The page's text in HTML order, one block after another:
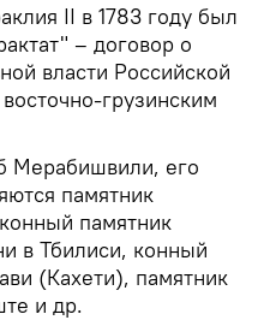
II в 1783 году был
– договор о
власти Российской
грузинским
Мерабишвили, его
памятник
памятник
в Тбилиси, конный
(Кахети), памятник
и др.